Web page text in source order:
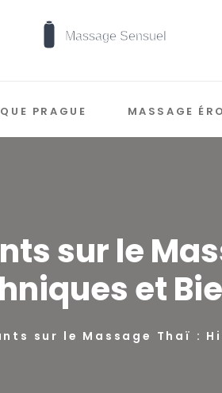
PRAGUE MASSAGE
sur le
et
sur le Massage Thaï :